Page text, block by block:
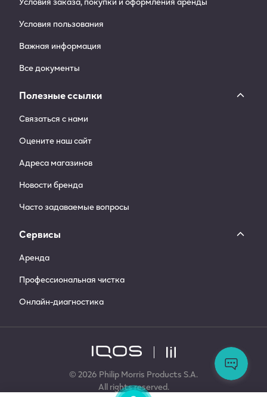
© 2026 Philip Morris Products S.A.
All rights reserved.
Условия пользования
Важная информация
Все документы
Полезные ссылки
Связаться с нами
Оцените наш сайт
Адреса магазинов
Новости бренда
Часто задаваемые вопросы
Сервисы
Аренда
Профессиональная чистка
Онлайн-диагностика